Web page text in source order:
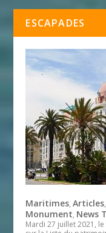
ESCAPADES
Maritimes,Articles,
Monument, News
Mardi 27 juillet 2021,